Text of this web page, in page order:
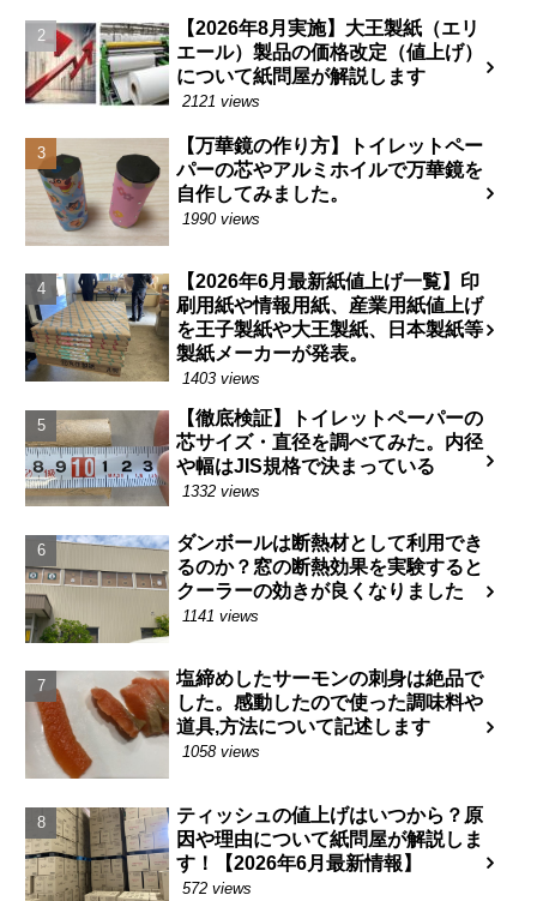
【2026年8月実施】大王製紙（エリ
エール）製品の価格改定（値上げ）
について紙問屋が解説します
2121 views
【万華鏡の作り方】トイレットペー
パーの芯やアルミホイルで万華鏡を
自作してみました。
1990 views
【2026年6月最新紙値上げ一覧】印
刷用紙や情報用紙、産業用紙値上げ
を王子製紙や大王製紙、日本製紙等
製紙メーカーが発表。
1403 views
【徹底検証】トイレットペーパーの
芯サイズ・直径を調べてみた。内径
や幅はJIS規格で決まっている
1332 views
ダンボールは断熱材として利用でき
るのか？窓の断熱効果を実験すると
クーラーの効きが良くなりました
1141 views
塩締めしたサーモンの刺身は絶品で
した。感動したので使った調味料や
道具,方法について記述します
1058 views
ティッシュの値上げはいつから？原
因や理由について紙問屋が解説しま
す！【2026年6月最新情報】
572 views